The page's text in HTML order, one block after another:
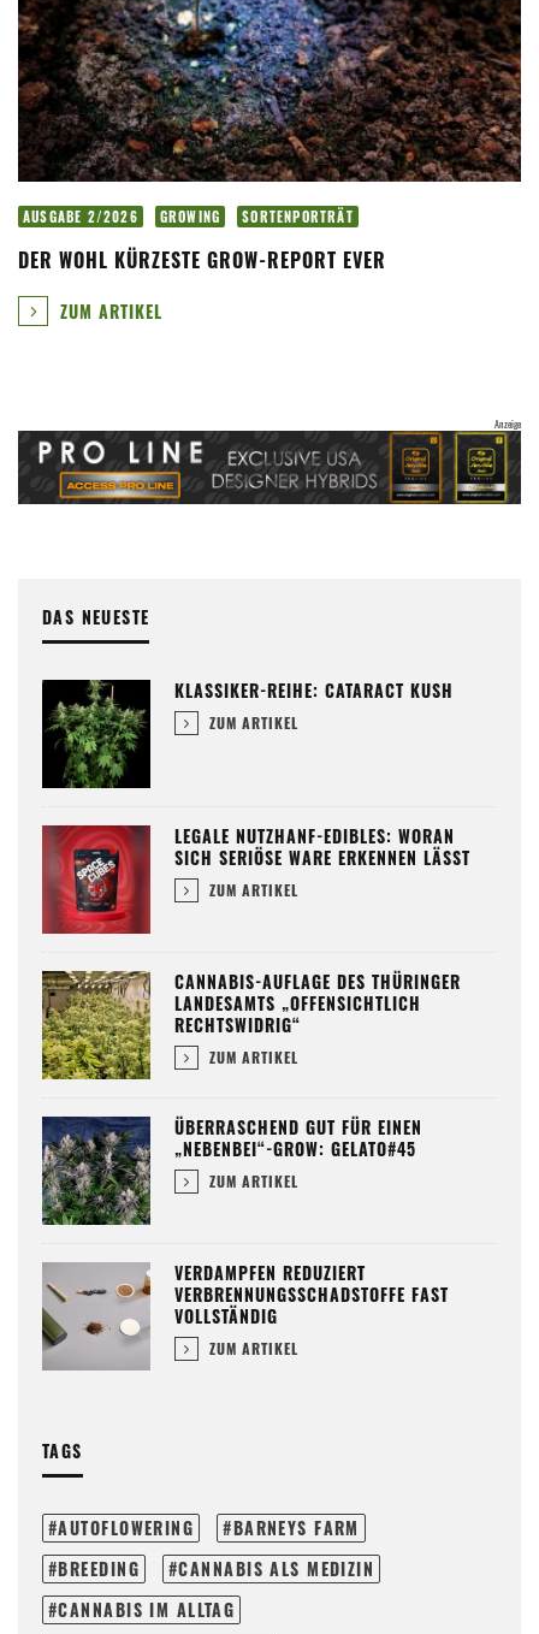
AUSGABE 2/2026 GROWING SORTENPORTRÄT
DER WOHL KÜRZESTE GROW-REPORT EVER
ZUM ARTIKEL
DAS NEUESTE
KLASSIKER-REIHE: CATARACT KUSH
ZUM ARTIKEL
LEGALE NUTZHANF-EDIBLES: WORAN
SICH SERIÖSE WARE ERKENNEN LÄSST
ZUM ARTIKEL
CANNABIS-AUFLAGE DES THÜRINGER
LANDESAMTS „OFFENSICHTLICH
RECHTSWIDRIG“
ZUM ARTIKEL
ÜBERRASCHEND GUT FÜR EINEN
„NEBENBEI“-GROW: GELATO#45
ZUM ARTIKEL
VERDAMPFEN REDUZIERT
VERBRENNUNGSSCHADSTOFFE FAST
VOLLSTÄNDIG
ZUM ARTIKEL
TAGS
AUTOFLOWERING
BARNEYS FARM
BREEDING
CANNABIS ALS MEDIZIN
CANNABIS IM ALLTAG